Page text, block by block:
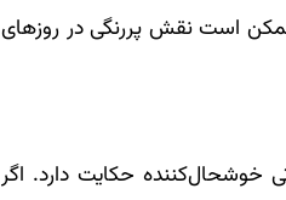
است نقش پررنگی در روزهای
خوشحال‌کننده حکایت دارد. اگر